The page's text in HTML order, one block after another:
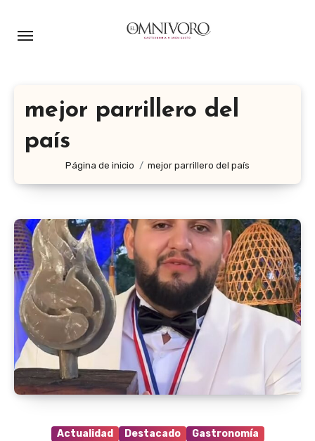
mejor parrillero del
país
Página de inicio mejor parrillero del país
Actualidad Destacado Gastronomía